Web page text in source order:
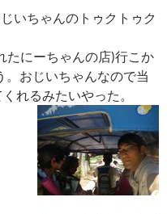
いちゃんのトゥクトゥク
たにーちゃんの店)行こか
。おじいちゃんなので当
れるみたいやった。